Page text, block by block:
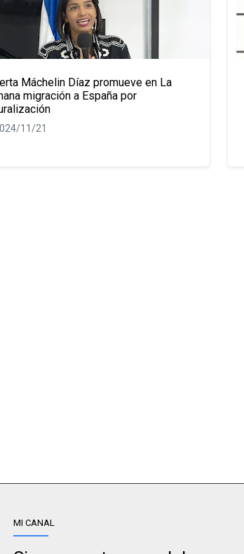
Máchelin Díaz promueve en La
migración a España por
11/21
MI CANAL